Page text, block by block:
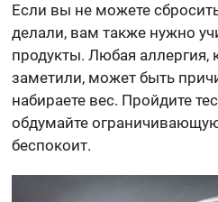
Если вы не можете
делали, вам также нужно
продукты. Любая аллергия,
заметили, может быть
набираете вес. Пройдите
обдумайте
беспокоит.